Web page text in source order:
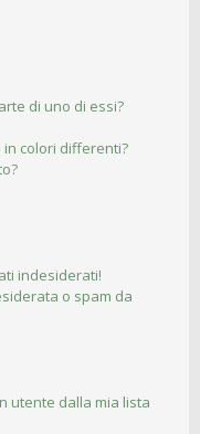
di uno di essi?
colori differenti?
indesiderati!
o spam da
utente dalla mia lista